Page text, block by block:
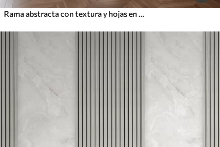
Rama abstracta con textura y hojas en tonos marrones, beige y rojos, sobre un fondo de formas abstractas.